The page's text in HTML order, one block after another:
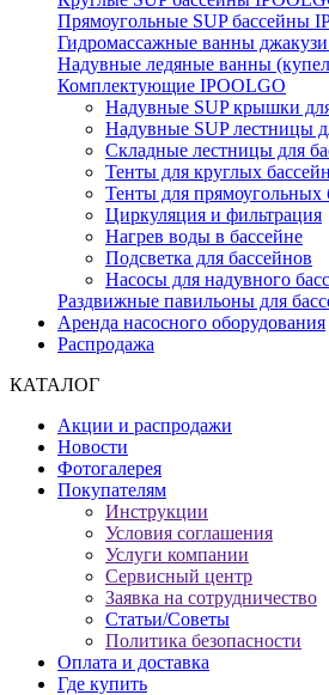
Прямоугольные SUP бассейны
Гидромассажные ванны
Надувные ледяные ванны
Комплектующие IPOOLGO
Надувные SUP крышки
Надувные SUP лестницы
Складные лестницы для
Тенты для круглых
Тенты для прямоугольных
Циркуляция и фильтрация
Нагрев воды в бассейне
Подсветка для бассейнов
Насосы для надувного
Раздвижные павильоны для
Аренда насосного оборудования
Распродажа
КАТАЛОГ
Акции и распродажи
Новости
Фотогалерея
Покупателям
Инструкции
Условия соглашения
Услуги компании
Сервисный центр
Заявка на сотрудничество
Статьи/Советы
Политика безопасности
Оплата и доставка
Где купить